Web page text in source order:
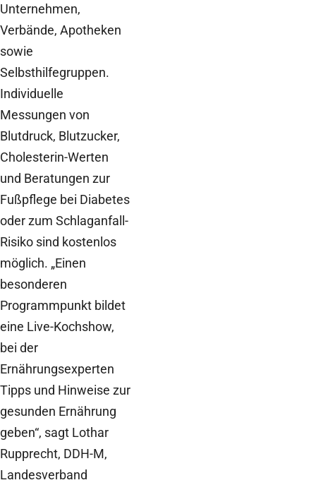
Unternehmen,
Verbände, Apotheken
sowie
Selbsthilfegruppen.
Individuelle
Messungen von
Blutdruck, Blutzucker,
Cholesterin-Werten
und Beratungen zur
Fußpflege bei Diabetes
oder zum Schlaganfall-
Risiko sind kostenlos
möglich. „Einen
besonderen
Programmpunkt bildet
eine Live-Kochshow,
bei der
Ernährungsexperten
Tipps und Hinweise zur
gesunden Ernährung
geben“, sagt Lothar
Rupprecht, DDH-M,
Landesverband